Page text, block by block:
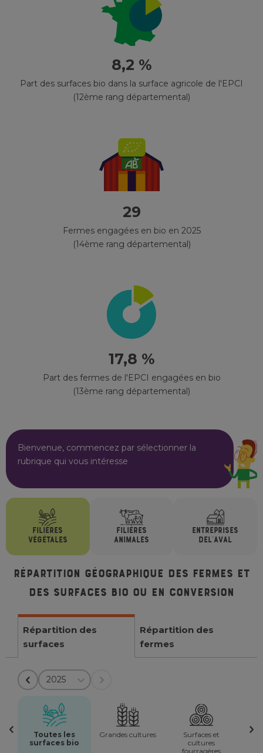
8,2 %
Part des surfaces bio dans la surface agricole de l'EPCI
(12ème rang départemental)
29
Fermes engagées en bio en 2025
(14ème rang départemental)
17,8 %
Part des fermes de l'EPCI engagées en bio
(13ème rang départemental)
Bienvenue, commencez par sélectionner la
rubrique qui vous intéresse
FILIÈRES
VÉGÉTALES
FILIÈRES
ANIMALES
ENTREPRISES
DEL'AVAL
Répartition géographique des fermes et
des surfaces bio ou en conversion
Répartition des
surfaces
Répartition des
fermes
2025
Toutes les
surfaces bio
Grandes cultures
Surfaces et
cultures
fourragères